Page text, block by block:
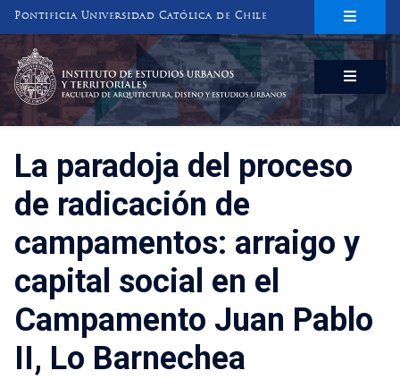
Pontificia Universidad Católica de Chile
INSTITUTO DE ESTUDIOS URBANOS
Y TERRITORIALES
FACULTAD DE ARQUITECTURA, DISEÑO Y ESTUDIOS URBANOS
La paradoja del proceso
de radicación de
campamentos: arraigo y
capital social en el
Campamento Juan Pablo
II, Lo Barnechea